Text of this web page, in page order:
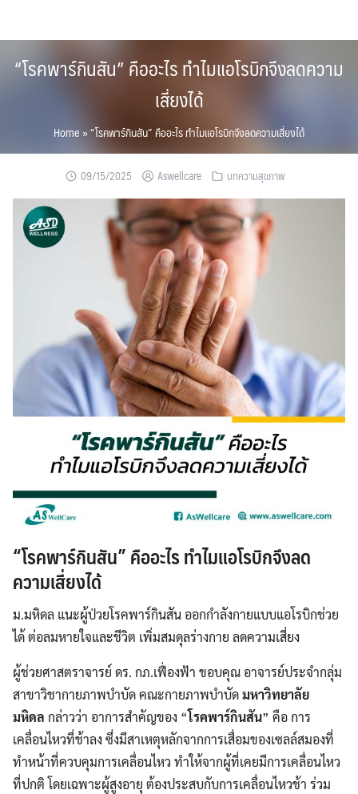
“โรคพาร์กินสัน” คืออะไร ทำไมแอโรบิกจึงลดความ
เสี่ยงได้
Home »“โรคพาร์กินสัน” คืออะไร ทำไมแอโรบิกจึงลดความเสี่ยงได้
09/15/2025 Aswellcare บทความสุขภาพ
“โรคพาร์กินสัน” คืออะไร ทำไมแอโรบิกจึงลด
ความเสี่ยงได้
ม.มหิดล แนะผู้ป่วยโรคพาร์กินสัน ออกกำลังกายแบบแอโรบิกช่วย
ได้ ต่อลมหายใจและชีวิต เพิ่มสมดุลร่างกาย ลดความเสี่ยง
ผู้ช่วยศาสตราจารย์ ดร. กภ.เฟื่องฟ้า ขอบคุณ อาจารย์ประจำกลุ่ม
สาขาวิชากายภาพบำบัด คณะกายภาพบำบัดมหาวิทยาลัย
มหิดล กล่าวว่า อาการสำคัญของ “โรคพาร์กินสัน” คือ การ
เคลื่อนไหวที่ช้าลง ซึ่งมีสาเหตุหลักจากการเสื่อมของเซลล์สมองที่
ทำหน้าที่ควบคุมการเคลื่อนไหว ทำให้จากผู้ที่เคยมีการเคลื่อนไหว
ที่ปกติ โดยเฉพาะผู้สูงอายุ ต้องประสบกับการเคลื่อนไหวช้า ร่วม